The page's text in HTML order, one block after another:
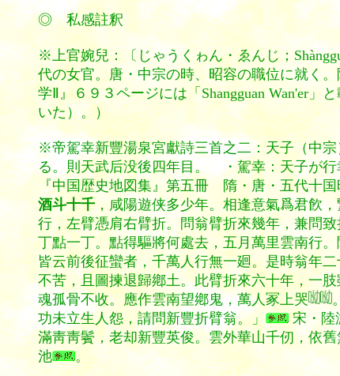
◎ 私感註釈
※上官婉兒：〔じゃうくゎん・ゑんじ；
代の女官。唐・中宗の時、昭容の職位に就く
学Ⅱ』６９３ページには「Shangguan Wan'er」
いた）。）
※帝駕幸新豐湯泉宮獻詩三首之二：天子（中
る。則天武后没後四年目。 ・駕幸：天子が
『中国歴史地図集』第五冊 隋・唐・五代十
酒斗十千，咸陽遊侠多少年。相逢意氣爲君飮
行，左臂憑肩右臂折。問翁臂折來幾年，兼問
丁點一丁。點得驅將何處去，五月萬里雲南行
皆云前後征蠻者，千萬人行無一廻。是時翁年
不苦，且圖揀退歸鄕土。此臂折來六十年，一
魂孤骨不收。應作雲南望鄕鬼，萬人冢上哭
功未立生人怨，請問新豐折臂翁。」
宋・陸
滿靑靑鬢，老却新豐英俊。雲外華山千仞，依
池
。